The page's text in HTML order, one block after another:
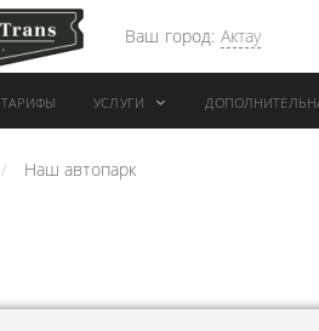
Ваш город: Актау
ТАРИФЫ УСЛУГИ
АРЕНДА АВТОБУСА
Наш автопарк